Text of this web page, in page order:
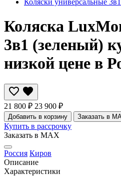
Коляски универсальные 3в1
Коляска
3в1 (зеленый)
низкой цене в
21 800 ₽ 23 900 ₽
Добавить в корзину Заказать в
Купить в рассрочку
Заказать в MAX
Россия Киров
Описание
Характеристики